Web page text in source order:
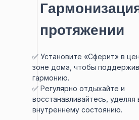
протяжении
праздников
✅ Установите «Сферит» в
зоне дома, чтобы
гармонию.
✅ Регулярно отдыхайте и
восстанавливайтесь, уделяя
внутреннему состоянию.